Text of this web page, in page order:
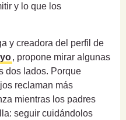
y lo que los
y creadora del perfil de
, propone mirar algunas
dos lados. Porque
reclaman más
mientras los padres
seguir cuidándolos